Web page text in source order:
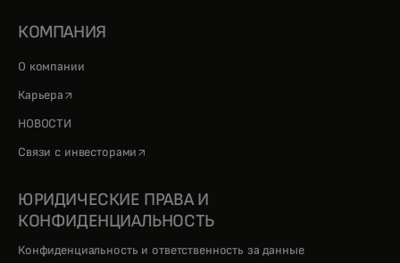
КОМПАНИЯ
О компании
Карьера opens in a new tab
НОВОСТИ
Связи с инвесторами opens in a new tab
ЮРИДИЧЕСКИЕ ПРАВА И
КОНФИДЕНЦИАЛЬНОСТЬ
Конфиденциальность и ответственность за данные